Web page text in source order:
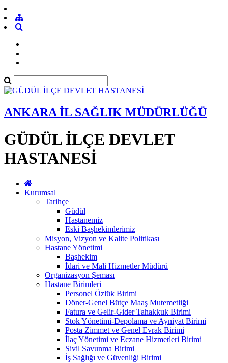
ANKARA İL SAĞLIK MÜDÜRLÜĞÜ
GÜDÜL İLÇE DEVLET
HASTANESİ
Kurumsal
Tarihçe
Güdül
Hastanemiz
Eski Başhekimlerimiz
Misyon, Vizyon ve Kalite Politikası
Hastane Yönetimi
Başhekim
İdari ve Mali Hizmetler Müdürü
Organizasyon Şeması
Hastane Birimleri
Personel Özlük Birimi
Döner-Genel Bütçe Maaş Mutemetliği
Fatura ve Gelir-Gider Tahakkuk Birimi
Stok Yönetimi-Depolama ve Ayniyat Birimi
Posta Zimmet ve Genel Evrak Birimi
İlaç Yönetimi ve Eczane Hizmetleri Birimi
Sivil Savunma Birimi
İş Sağlığı ve Güvenliği Birimi